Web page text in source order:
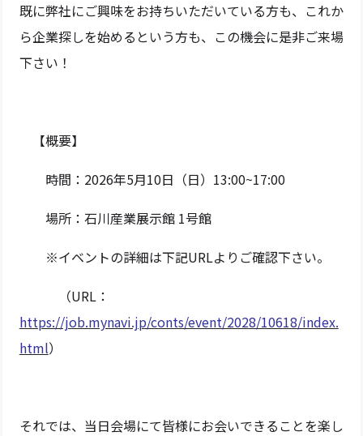
既に弊社にご興味をお持ちいただいている方も、これか
ら企業探しを始めるという方も、この機会に是非ご来場
下さい！
【概要】
時間：2026年5月10日（日）13:00~17:00
場所：石川産業展示館 1号館
※イベントの詳細は下記URLよりご確認下さい。
（URL：
https://job.mynavi.jp/conts/event/2028/10618/index.
html）
それでは、当日会場にて皆様にお会いできることを楽し